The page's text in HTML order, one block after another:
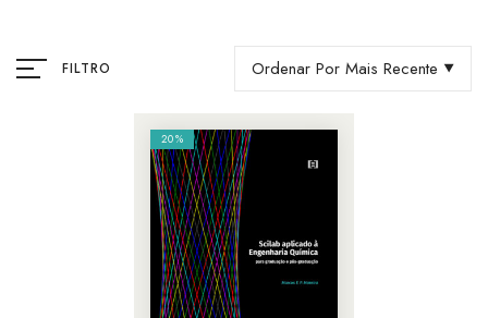
FILTRO Ordenar Por Mais Recente
20%